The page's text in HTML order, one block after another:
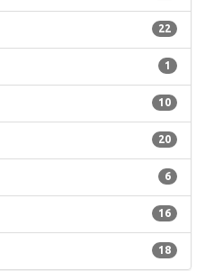
22
1
10
20
6
16
18